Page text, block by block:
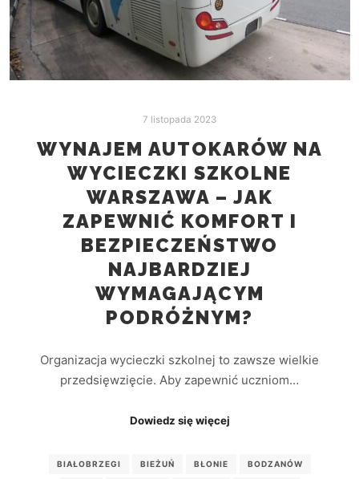
7 listopada 2023
WYNAJEM AUTOKARÓW NA
WYCIECZKI SZKOLNE
WARSZAWA – JAK
ZAPEWNIĆ KOMFORT I
BEZPIECZEŃSTWO
NAJBARDZIEJ
WYMAGAJĄCYM
PODRÓŻNYM?
Organizacja wycieczki szkolnej to zawsze wielkie
przedsięwzięcie. Aby zapewnić uczniom…
Dowiedz się więcej
BIAŁOBRZEGI BIEŻUŃ BŁONIE BODZANÓW